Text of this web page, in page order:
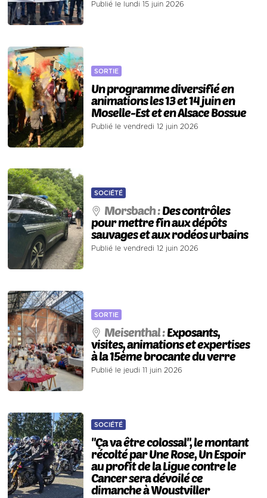
Publié le lundi 15 juin 2026
SORTIE
Un programme diversifié en
animations les 13 et 14 juin en
Moselle-Est et en Alsace Bossue
Publié le vendredi 12 juin 2026
SOCIÉTÉ
Morsbach :Des contrôles
pour mettre fin aux dépôts
sauvages et aux rodéos urbains
Publié le vendredi 12 juin 2026
SORTIE
Meisenthal :Exposants,
visites, animations et expertises
à la 15ème brocante du verre
Publié le jeudi 11 juin 2026
SOCIÉTÉ
"Ça va être colossal", le montant
récolté par Une Rose, Un Espoir
au profit de la Ligue contre le
Cancer sera dévoilé ce
dimanche à Woustviller